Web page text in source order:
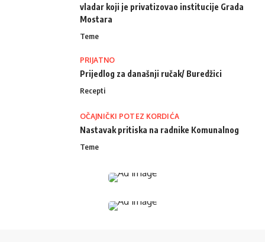
vladar koji je privatizovao institucije Grada
Mostara
Teme
PRIJATNO
Prijedlog za današnji ručak/ Buredžici
Recepti
OČAJNIČKI POTEZ KORDIĆA
Nastavak pritiska na radnike Komunalnog
Teme